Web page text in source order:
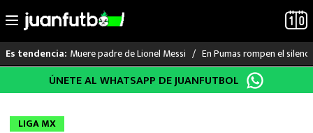
al
Es tendencia: Muere padre de Lionel Messi En Pumas rompen el
LO ÚLTIMO
LIGA MX
ÚNETE AL WHATSAPP DE JUANFUTBOL
LIGA MX